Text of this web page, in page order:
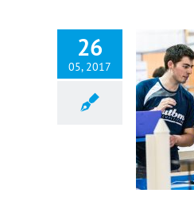
26
05, 2017